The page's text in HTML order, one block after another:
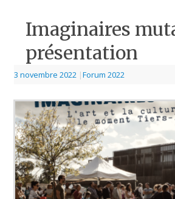
Imaginaires
présentation
3 novembre 2022 |Forum 2022